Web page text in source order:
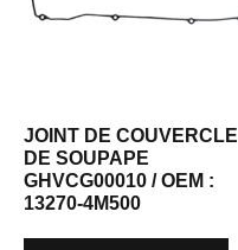
JOINT DE COUVERCLE
DE SOUPAPE
GHVCG00010 / OEM :
13270-4M500